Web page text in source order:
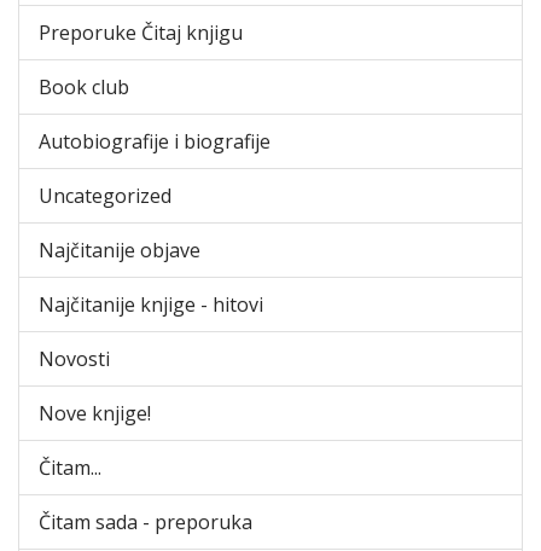
Preporuke Čitaj knjigu
Book club
Autobiografije i biografije
Uncategorized
Najčitanije objave
Najčitanije knjige - hitovi
Novosti
Nove knjige!
Čitam...
Čitam sada - preporuka